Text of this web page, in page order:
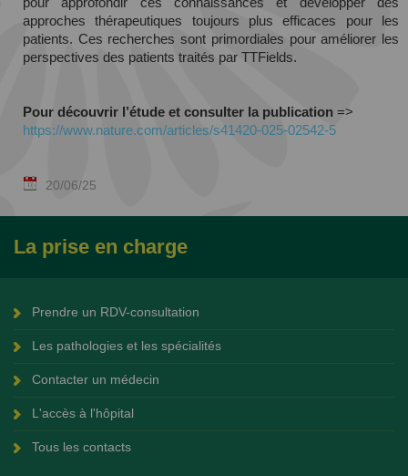
approches thérapeutiques toujours plus efficaces pour les
patients. Ces recherches sont primordiales pour améliorer les
perspectives des patients traités par TTFields.
Pour découvrir l’étude et consulter la publication =>
https://www.nature.com/articles/s41420-025-02542-5
20/06/25
La prise en charge
Prendre un RDV-consultation
Les pathologies et les spécialités
Contacter un médecin
L'accès à l'hôpital
Tous les contacts